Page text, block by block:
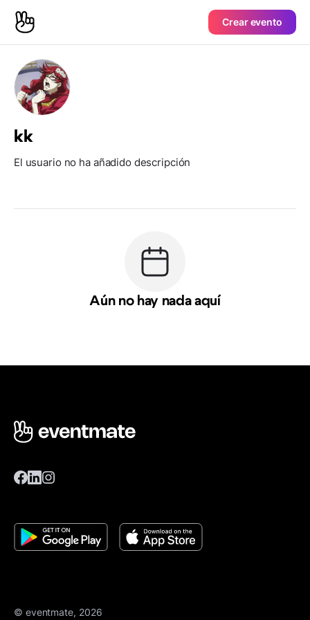
Crear evento
kk
El usuario no ha añadido descripción
Aún no hay nada aquí
© eventmate, 2026